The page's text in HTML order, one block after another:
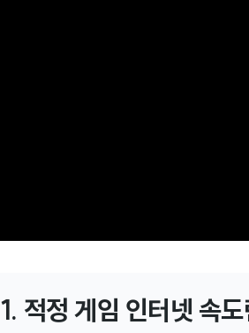
1. 적정 게임 인터넷 속